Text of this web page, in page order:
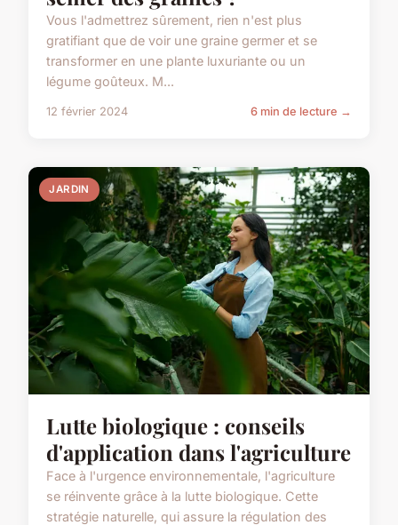
Vous l'admettrez sûrement, rien n'est plus
gratifiant que de voir une graine germer et se
transformer en une plante luxuriante ou un
légume goûteux. M...
12 février 2024 6 min de lecture →
JARDIN
Lutte biologique : conseils
d'application dans l'agriculture
Face à l'urgence environnementale, l'agriculture
se réinvente grâce à la lutte biologique. Cette
stratégie naturelle, qui assure la régulation des